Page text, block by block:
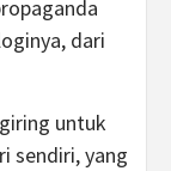
dari
untuk
sendiri, yang